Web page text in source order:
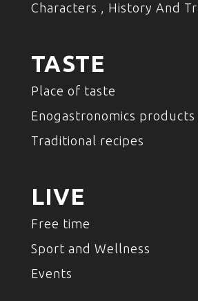
Characters , History And
TASTE
Place of taste
Enogastronomics products
Traditional recipes
LIVE
Free time
Sport and Wellness
Events